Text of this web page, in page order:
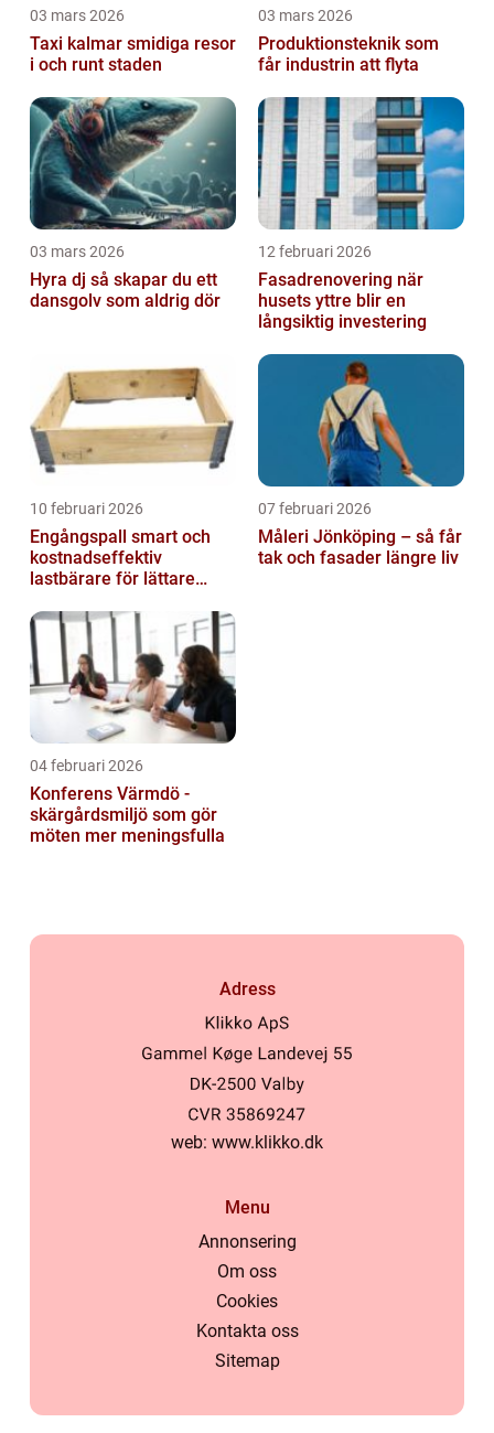
03 mars 2026
Taxi kalmar smidiga resor
i och runt staden
03 mars 2026
Produktionsteknik som
får industrin att flyta
03 mars 2026
Hyra dj så skapar du ett
dansgolv som aldrig dör
12 februari 2026
Fasadrenovering när
husets yttre blir en
långsiktig investering
10 februari 2026
Engångspall smart och
kostnadseffektiv
lastbärare för lättare
07 februari 2026
Måleri Jönköping – så får
tak och fasader längre liv
04 februari 2026
Konferens Värmdö -
skärgårdsmiljö som gör
möten mer meningsfulla
Adress
web: www.klikko.dk
Menu
Annonsering
Om oss
Cookies
Kontakta oss
Sitemap